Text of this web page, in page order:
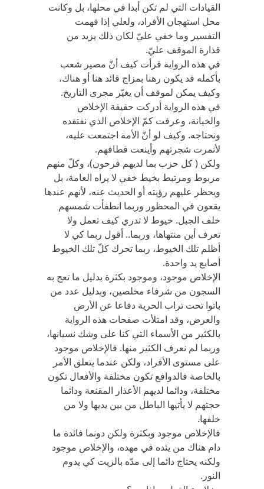
القيادات التي لم تكن أبدا في محلها، بل وكانت
محل استهجان الأفراد، ولعلي إذا فهمت
التفسير وما خفي عليّ لكان ذلك يزيد من
قذارة الموقف عليّ.
في هذه الرواية قرأت كيف أنّ مصير شعب
بأكمله قد يكون رهنا بمزاج قائد هنا أو هناك،
وكيف يمكن لموقف أن يغيّر مجرى التاريخ.
في هذه الرواية أدركت حقيقة الإخلاص
والخيانة، وعرفت كمّ الإخلاص الذي نفتقده
ونحتاجه. وكيف لو أنّ الأمة اجتمعت عليه،
لأثمرت شجرتهم وأينعت قطافهم.
ولكن ( كل حزب بما لديهم فرحون)، وكلّ منهم
مربوط ومرتبط بخيط خفي لا يراه العامة، بل
ويحظر عليهم رؤيته أو الحديث عنه، لأنهم عندها
يقعون في المحظور وربما انطفأت شمسهم
خلف الجبل. خيوط لا تدري كيف تعمل ولا
تعرف أين منتهاها، وربما.. أقول ربما كي لا
أظلم تلك الخيوط، ربما تحرك كلّ تلك الخيوط
أصابع يد واحدة.
الإخلاص موجود، وموجود بكثرة بدليل ما تعج به
السجون من شرفاء مخلصين، وبدليل عدد من
باتوا تحت تراب الحرية دفاعا عن الأرض
والعرض، وقد امتلأت صفحات هذه الرواية
بالكثير من الأسماء التي كنا على وشك نسيانها،
وربما لم نعرف الكثير منها. فالإخلاص موجود
على مستوى الأفراد، ولكن عندما يتعلق الأمر
بالخاصة فالدوافع تكون مختلفة والأفعال تكون
مختلفة، ودائما لديهم الأعذار المقنعة ودائما
حجتهم لا يأتيها الباطل من بين يديها ولا من
خلفها.
فالإخلاص موجود وبكثرة ولكن دونما فائدة ما
دام هناك من يئده في مهده، والإخلاص موجود
ولكنه يحتاج دائما إلى مدّه بالزيت كي يدوم
النور.